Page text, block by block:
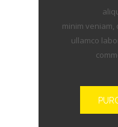
minim
ullamco